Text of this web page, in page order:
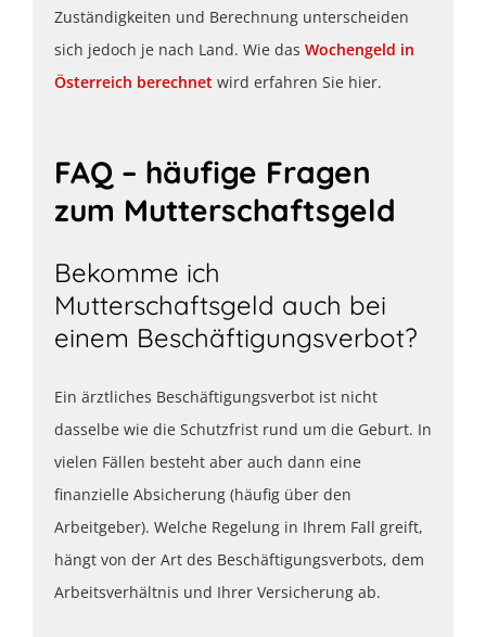
Zuständigkeiten und Berechnung unterscheiden
sich jedoch je nach Land. Wie das Wochengeld in
Österreich berechnet wird erfahren Sie hier.
FAQ – häufige Fragen
zum Mutterschaftsgeld
Bekomme ich
Mutterschaftsgeld auch bei
einem Beschäftigungsverbot?
Ein ärztliches Beschäftigungsverbot ist nicht
dasselbe wie die Schutzfrist rund um die Geburt. In
vielen Fällen besteht aber auch dann eine
finanzielle Absicherung (häufig über den
Arbeitgeber). Welche Regelung in Ihrem Fall greift,
hängt von der Art des Beschäftigungsverbots, dem
Arbeitsverhältnis und Ihrer Versicherung ab.